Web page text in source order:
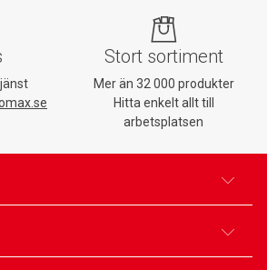
Stort sortiment
Mer än 32 000 produkter
Hitta enkelt allt till
arbetsplatsen